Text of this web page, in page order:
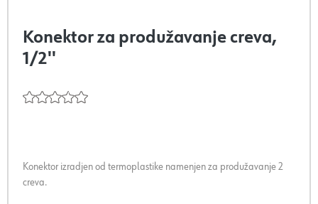
Konektor za produžavanje creva,
1/2''
Konektor izradjen od termoplastike namenjen za produžavanje 2
creva.